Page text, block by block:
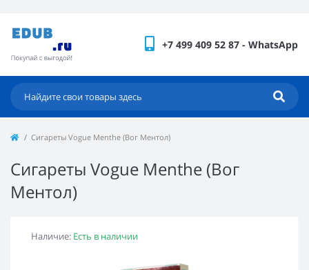
+7 499 409 52 87 - WhatsApp
Сигареты Vogue Menthe (Вог Ментол)
Сигареты Vogue Menthe (Вог
Ментол)
Наличие: Есть в наличии